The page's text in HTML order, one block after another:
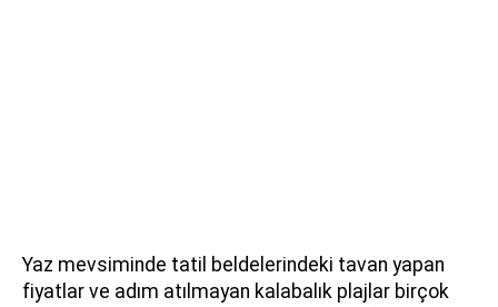
Yaz mevsiminde tatil beldelerindeki tavan yapan
fiyatlar ve adım atılmayan kalabalık plajlar birçok